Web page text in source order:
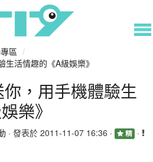
區 /
活情趣的《A級娛樂》
，用手機體驗生
樂》
· 發表於 2011-11-07 16:36 · 精 ·